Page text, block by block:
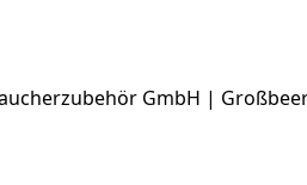
GmbH |